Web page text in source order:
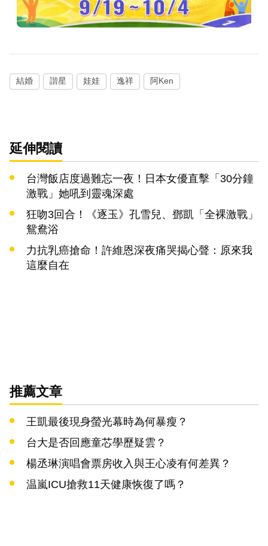
結婚 諧星 娃娃 逸祥 阿Ken
延伸閱讀
台灣飯店度過難忘一夜！日本女優直擊「30分鐘
激戰」她吼到靈魂深處
狂吻3回合！《逐玉》孔雪兒、鄧凱「全裸激戰」
鴛鴦浴
力抗乳癌搶命！許維恩深夜痛哭揭心聲：原來我
這麼自在
推薦文章
王凱最後現身螢光幕時為何暴瘦？
台大是否回應童芯學歷疑雲？
楊丞琳演唱會票房收入與王心凌有何差異？
温嵐ICU搶救11天健康恢復了嗎？